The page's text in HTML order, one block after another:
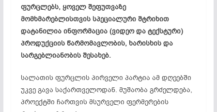
ფურცლებს, ყოველ შეფუთვაზე
მომხმარებლისთვის სპეციალური შტრიხით
დატანილია ინფორმაცია (ვიდეო და ტექსტური)
პროდუქციის წარმომავლობის, ხარისხის და
სარგებლიანობის შესახებ.
სალათის ფურცლის პირველი პარტია ამ დღეებში
უკვე გავა საქართველოდან. მუშაობა გრძელდება,
პროექტში ჩართვის მსურველი ფერმერების